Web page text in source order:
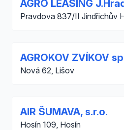
AGRO LEASING
Pravdova 837/II Jindřichův
AGROKOV ZVÍKOV
Nová 62, Lišov
AIR ŠUMAVA, s.r.o.
Hosín 109, Hosín